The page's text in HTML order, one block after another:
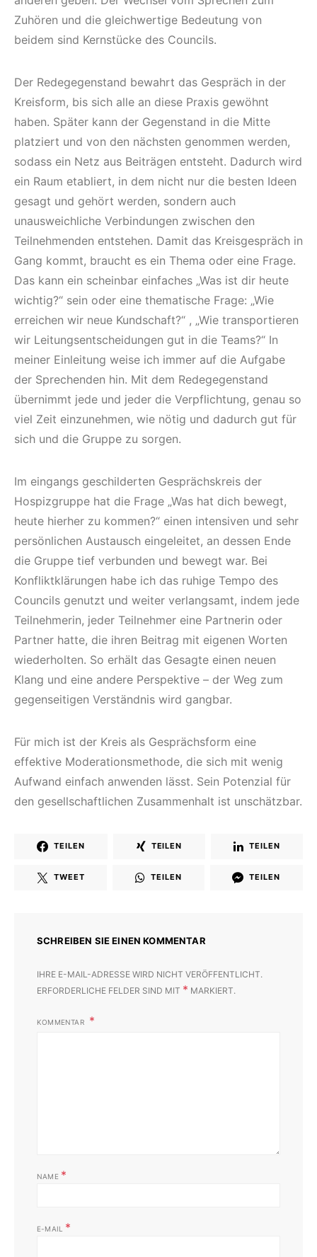
Zuhören und die gleichwertige Bedeutung von
beidem sind Kernstücke des Councils.
Der Redegegenstand bewahrt das Gespräch in der
Kreisform, bis sich alle an diese Praxis gewöhnt
haben. Später kann der Gegenstand in die Mitte
platziert und von den nächsten genommen werden,
sodass ein Netz aus Beiträgen entsteht. Dadurch wird
ein Raum etabliert, in dem nicht nur die besten Ideen
gesagt und gehört werden, sondern auch
unausweichliche Verbindungen zwischen den
Teilnehmenden entstehen. Damit das Kreisgespräch in
Gang kommt, braucht es ein Thema oder eine Frage.
Das kann ein scheinbar einfaches „Was ist dir heute
wichtig?“ sein oder eine thematische Frage: „Wie
erreichen wir neue Kundschaft?“ , „Wie transportieren
wir Leitungsentscheidungen gut in die Teams?“ In
meiner Einleitung weise ich immer auf die Aufgabe
der Sprechenden hin. Mit dem Redegegenstand
übernimmt jede und jeder die Verpflichtung, genau so
viel Zeit einzunehmen, wie nötig und dadurch gut für
sich und die Gruppe zu sorgen.
Im eingangs geschilderten Gesprächskreis der
Hospizgruppe hat die Frage „Was hat dich bewegt,
heute hierher zu kommen?“ einen intensiven und sehr
persönlichen Austausch eingeleitet, an dessen Ende
die Gruppe tief verbunden und bewegt war. Bei
Konfliktklärungen habe ich das ruhige Tempo des
Councils genutzt und weiter verlangsamt, indem jede
Teilnehmerin, jeder Teilnehmer eine Partnerin oder
Partner hatte, die ihren Beitrag mit eigenen Worten
wiederholten. So erhält das Gesagte einen neuen
Klang und eine andere Perspektive – der Weg zum
gegenseitigen Verständnis wird gangbar.
Für mich ist der Kreis als Gesprächsform eine
effektive Moderationsmethode, die sich mit wenig
Aufwand einfach anwenden lässt. Sein Potenzial für
den gesellschaftlichen Zusammenhalt ist unschätzbar.
TEILEN TEILEN TEILEN
TWEET TEILEN TEILEN
SCHREIBEN SIE EINEN KOMMENTAR
IHRE E-MAIL-ADRESSE WIRD NICHT VERÖFFENTLICHT.
ERFORDERLICHE FELDER SIND MIT * MARKIERT.
KOMMENTAR
NAME *
E-MAIL *